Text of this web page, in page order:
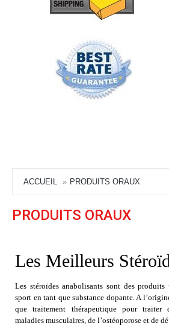
ACCUEIL PRODUITS ORAUX
PRODUITS ORAUX
Les Meilleurs
Les stéroïdes anabolisants sont des
sport en tant que substance dopante. A
que traitement thérapeutique pour traiter
maladies musculaires, de l’ostéoporose et de